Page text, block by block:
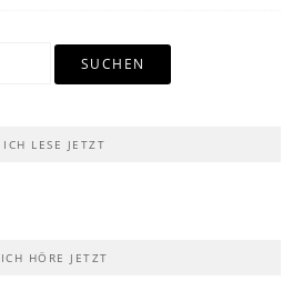
ICH LESE JETZT
ICH HÖRE JETZT